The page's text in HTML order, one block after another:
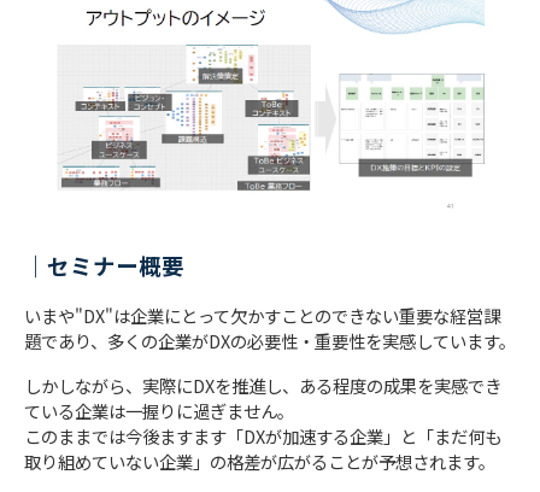
｜セミナー概要
いまや"DX"は企業にとって欠かすことのできない重要な経営課
題であり、多くの企業がDXの必要性・重要性を実感しています。
​​​しかしながら、実際にDXを推進し、ある程度の成果を実感でき
ている企業は一握りに過ぎません。
このままでは今後ますます「DXが加速する企業」と「まだ何も
取り組めていない企業」の格差が広がることが予想されます。